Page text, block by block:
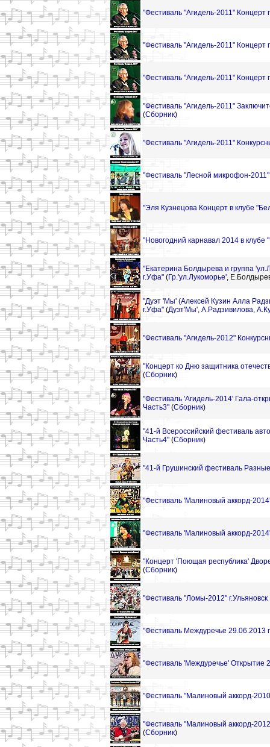
"Фестиваль "Агидель-2011" Концерт
"Фестиваль "Агидель-2011" Концерт
"Фестиваль "Агидель-2011" Концерт
"Фестиваль "Агидель-2011"
(Сборник)
"Фестиваль "Агидель-2011"
"Фестиваль "Лесной микрофон-2011"
"Эля Кузнецова Концерт в клубе
"Новогодний карнавал 2014 в
"Екатерина Болдырева и группа
г.Уфа" (Гр.'ул.Лукоморье',
"Дуэт 'Мы' (Алексей Кузин Алла
г.Уфа" (Дуэт'Мы', А.Радзивилова,
"Фестиваль "Агидель-2012"
"Концерт ко Дню защитника
(Сборник)
"Фестиваль 'Агидель-2014' Гала-
Часть3" (Сборник)
"41-й Всероссийский фестиваль
Часть4" (Сборник)
"41-й Грушинский фестиваль
"Фестиваль 'Малиновый аккорд-
"Фестиваль 'Малиновый аккорд-
"Концерт 'Поющая республика'
(Сборник)
"Фестиваль "Ломы-2012" г.Ульяновск
"Фестиваль Междуречье 29.06.2013
"Фестиваль 'Междуречье' Открытие
"Фестиваль "Малиновый аккорд-
"Фестиваль "Малиновый аккорд-
(Сборник)